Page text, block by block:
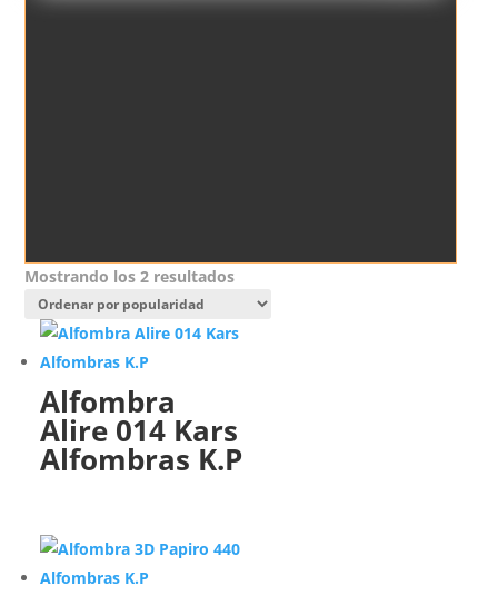
Mostrando los 2 resultadosOrdenado
por
popularidad
Alfombra
Alire 014 Kars
Alfombras K.P